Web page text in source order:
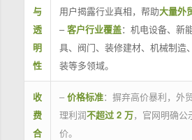
与
透
明
性
用户揭露行业真相，帮助大量外
–客户行业覆盖：机电设备、新
具、阀门、装修建材、机械制造
装等多领域。
收
费
合
– 价格标准：摒弃高价暴利，外
理利润不超过 2 万，官网明确公
价。